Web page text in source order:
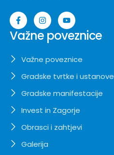
Važne poveznice
Važne poveznice
Gradske tvrtke i ustanove
Gradske manifestacije
Invest in Zagorje
Obrasci i zahtjevi
Galerija